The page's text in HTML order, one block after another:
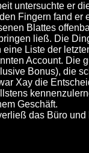
untersuchte er
Fingern fand
Blattes
ließ. Die
Liste der
Account. Die
Bonus), die
Xay die
Geschäft.
das Büro und